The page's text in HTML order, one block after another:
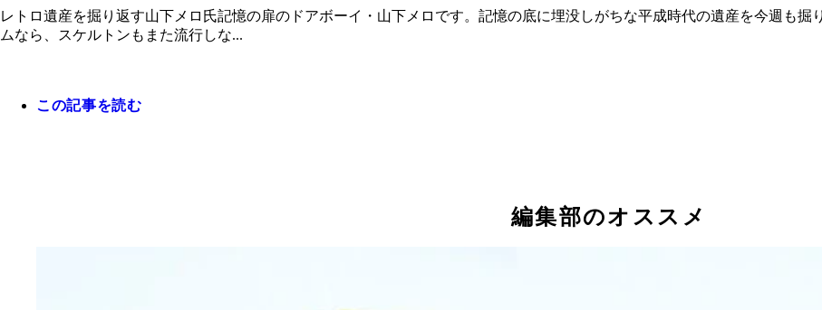
レトロ遺産を掘り返す山下メロ氏記憶の扉のドアボーイ・山下メロです。記憶の底に埋没しがちな平成時代の遺産を今週も
ムなら、スケルトンもまた流行しな...
この記事を読む
編集部のオススメ